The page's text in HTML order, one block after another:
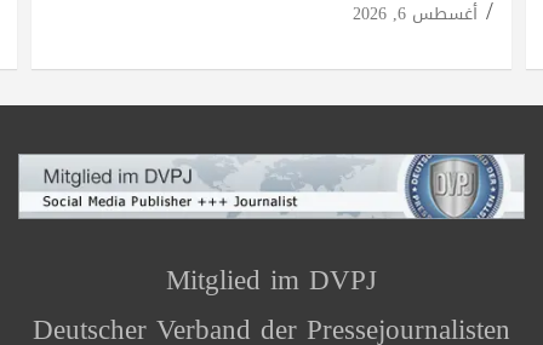
أغسطس 6, 2026
Mitglied im DVPJ
Deutscher Verband der Pressejournalisten